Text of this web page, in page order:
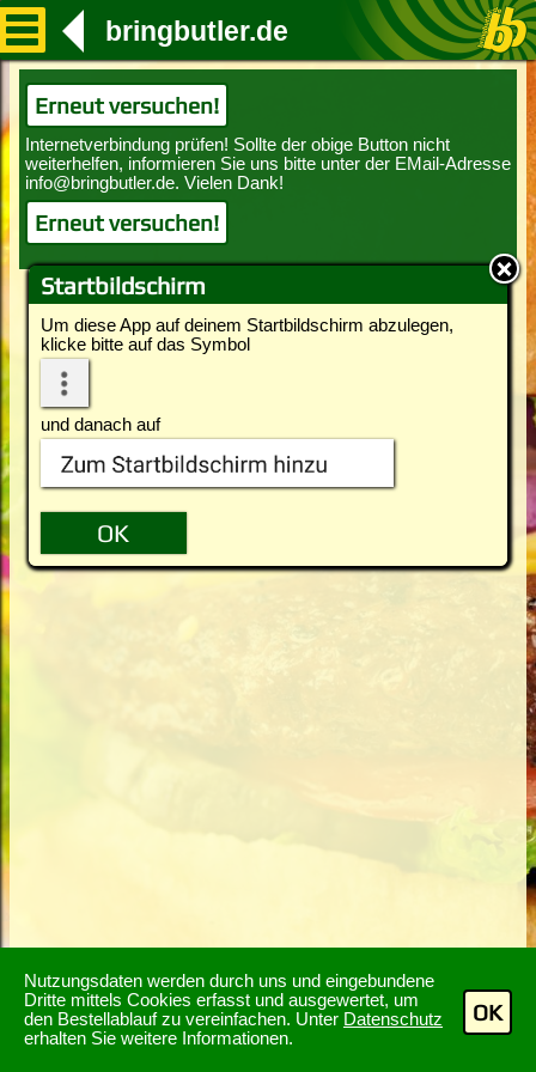
Nutzungsdaten werden durch uns und eingebundene
Dritte mittels Cookies erfasst und ausgewertet, um
den Bestellablauf zu vereinfachen. Unter Datenschutz
erhalten Sie weitere Informationen.
OK
Startbildschirm
Um diese App auf deinem Startbildschirm abzulegen,
klicke bitte auf das Symbol
und danach auf
bringbutler.de
Erneut versuchen!
Erneut versuchen!